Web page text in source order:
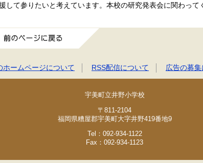
して参りたいと考えています。本校の研究発表会に関わって
ホームページについて RSS配信について 広告の募
宇美町立井野小学校
〒811-2104
福岡県糟屋郡宇美町大字井野419番地9
Tel：092-934-1122
Fax：092-934-1123